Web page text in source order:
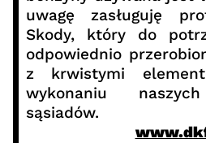
uwagę zasługuję
Skody, który do
odpowiednio
z krwistymi
wykonaniu
sąsiadów.